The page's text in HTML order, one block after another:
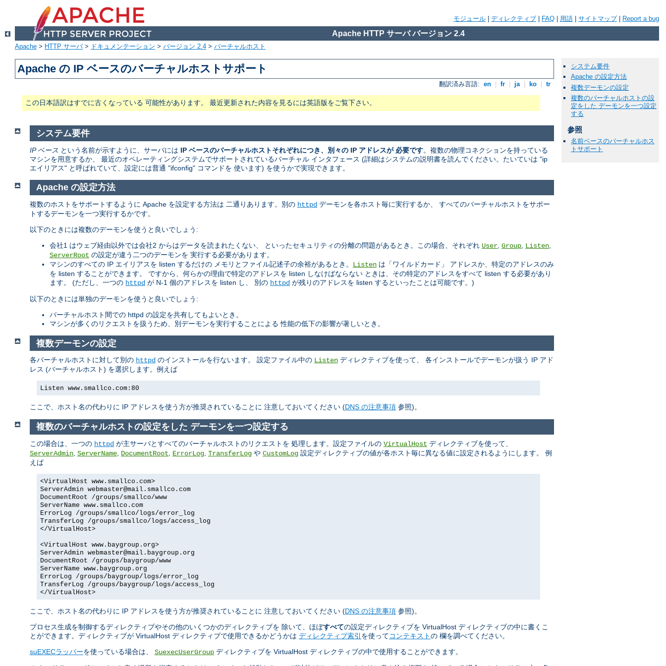
モジュール ディレクティブ FAQ 用語 サイトマップ| Report a bug
Apache HTTP サーバ バージョン 2.4
Apache > HTTP サーバ> ドキュメンテーション > バージョン 2.4 > バーチャルホスト
Apache の IP ベースのバーチャルホストサポート
翻訳済み言語: en fr ja ko tr
この日本語訳はすでに古くなっている 可能性があります。 最近更新された内容を見るには英語版をご覧下さい。
システム要件
IP ベース という名前が示すように、サーバには IP ベースのバーチャルホストそれぞれにつき、別々の IP アドレスが 必要です。複数の物理コネクションを持っている
マシンを用意するか、 最近のオペレーティングシステムでサポートされているバーチャル インタフェース (詳細はシステムの説明書を読んでください。たいていは "ip
エイリアス" と呼ばれていて、設定には普通 "ifconfig" コマンドを 使います) を使うかで実現できます。
Apache の設定方法
複数のホストをサポートするように Apache を設定する方法は 二通りあります。別の httpd デーモンを各ホスト毎に実行するか、 すべてのバーチャルホストをサポー
トするデーモンを一つ実行するかです。
以下のときには複数のデーモンを使うと良いでしょう:
会社1 はウェブ経由以外では会社2 からはデータを読まれたくない、 といったセキュリティの分離の問題があるとき。この場合、それぞれ User Group Listen
ServerRoot の設定が違う二つのデーモンを 実行する必要があります。
マシンのすべての IP エイリアスを listen するだけの メモリとファイル記述子の余裕があるとき。 Listen は「ワイルドカード」 アドレスか、特定のアドレスのみ
を listen することができます。 ですから、何らかの理由で特定のアドレスを listen しなけばならない ときは、その特定のアドレスをすべて listen する必要があり
ます。 (ただし、一つの httpd が N-1 個のアドレスを listen し、 別の httpd が残りのアドレスを listen するといったことは可能です。)
以下のときには単独のデーモンを使うと良いでしょう:
バーチャルホスト間での httpd の設定を共有してもよいとき。
マシンが多くのリクエストを扱うため、別デーモンを実行することによる 性能の低下の影響が著しいとき。
複数デーモンの設定
各バーチャルホストに対して別の httpd のインストールを行ないます。 設定ファイル中の Listen ディレクティブを使って、 各インストールでデーモンが扱う IP アド
レス (バーチャルホスト) を選択します。例えば
Listen www.smallco.com:80
ここで、ホスト名の代わりに IP アドレスを使う方が推奨されていることに 注意しておいてください (DNS の注意事項 参照)。
複数のバーチャルホストの設定をした デーモンを一つ設定する
この場合は、一つの httpd が主サーバとすべてのバーチャルホストのリクエストを 処理します。設定ファイルの VirtualHost ディレクティブを使って、
ServerAdmin ServerName DocumentRoot ErrorLog TransferLog や CustomLog 設定ディレクティブの値が各ホスト毎に異なる値に設定されるようにします。 例
えば
<VirtualHost www.smallco.com>
ServerAdmin webmaster@mail.smallco.com
DocumentRoot /groups/smallco/www
ServerName www.smallco.com
ErrorLog /groups/smallco/logs/error_log
TransferLog /groups/smallco/logs/access_log
</VirtualHost>
<VirtualHost www.baygroup.org>
ServerAdmin webmaster@mail.baygroup.org
DocumentRoot /groups/baygroup/www
ServerName www.baygroup.org
ErrorLog /groups/baygroup/logs/error_log
TransferLog /groups/baygroup/logs/access_log
</VirtualHost>
ここで、ホスト名の代わりに IP アドレスを使う方が推奨されていることに 注意しておいてください (DNS の注意事項 参照)。
プロセス生成を制御するディレクティブやその他のいくつかのディレクティブを 除いて、ほぼすべての設定ディレクティブを VirtualHost ディレクティブの中に書くこ
とができます。ディレクティブが VirtualHost ディレクティブで使用できるかどうかは ディレクティブ索引 を使ってコンテキストの 欄を調べてください。
suEXECラッパーを使っている場合は、 SuexecUserGroup ディレクティブを VirtualHost ディレクティブの中で使用することができます。
システム要件
Apache の設定方法
複数デーモンの設定
複数のバーチャルホストの設
定をした デーモンを一つ設定
する
参照
名前ベースのバーチャルホス
トサポート